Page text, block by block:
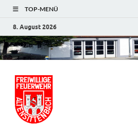
TOP-MENÜ
8. August 2026